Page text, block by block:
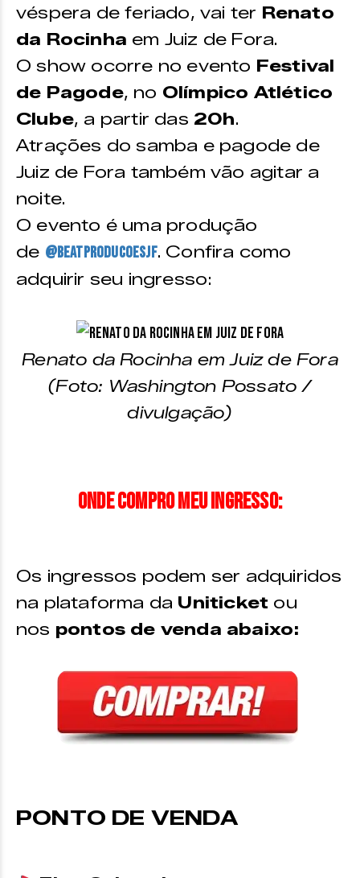
véspera de feriado, vai ter Renato
da Rocinha em Juiz de Fora.
O show ocorre no evento Festival
de Pagode, no Olímpico Atlético
Clube, a partir das 20h.
Atrações do samba e pagode de
Juiz de Fora também vão agitar a
noite.
O evento é uma produção
de @beatproducoesjf. Confira como
adquirir seu ingresso:
Renato da Rocinha em Juiz de Fora
(Foto: Washington Possato /
divulgação)
Onde compro meu ingresso:
Os ingressos podem ser adquiridos
na plataforma da Uniticket ou
nos pontos de venda abaixo:
PONTO DE VENDA